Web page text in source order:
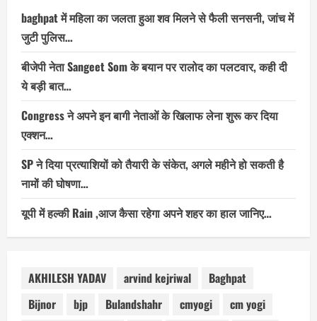
baghpat में महिला का जलता हुआ शव मिलने से फैली सनसनी, जांच में
जुटी पुलिस…
बीजेपी नेता Sangeet Som के बयान पर रालोद का पलटवार, कही दी
ये बड़ी बात…
Congress ने अपने इन बागी नेताओं के खिलाफ लेना शुरू कर दिया
एक्शन…
SP ने दिया प्रत्याशियों को तैयारी के संकेत, अगले महीने हो सकती है
नामों की घोषणा…
यूपी में हल्की Rain ,आज कैसा रहेगा अपने शहर का हाल जानिए…
AKHILESH YADAV arvind kejriwal
Baghpat
Bijnor
bjp Bulandshahr cmyogi
cm yogi